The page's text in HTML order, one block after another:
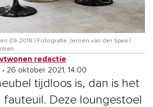
09-2018 | Fotografie Jeroen van der Spek |
vtwonen redactie
• 26 oktober 2021, 14:00
tijdloos is, dan is het
Deze loungestoel